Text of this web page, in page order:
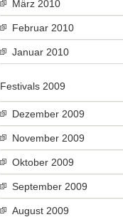
März 2010
Februar 2010
Januar 2010
Festivals 2009
Dezember 2009
November 2009
Oktober 2009
September 2009
August 2009